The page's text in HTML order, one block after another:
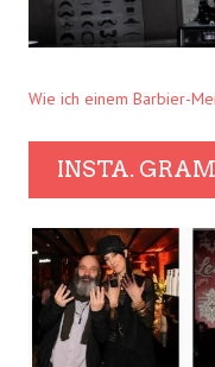
Wie ich einem Barbier-
INSTA.